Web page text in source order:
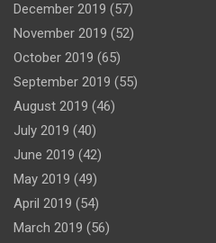
December 2019 (57)
November 2019 (52)
October 2019 (65)
September 2019 (55)
August 2019 (46)
July 2019 (40)
June 2019 (42)
May 2019 (49)
April 2019 (54)
March 2019 (56)